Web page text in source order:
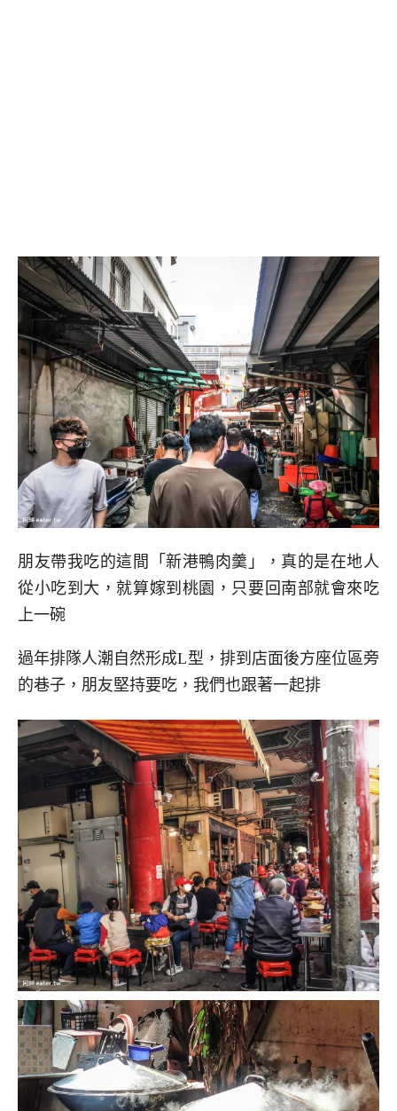
朋友帶我吃的這間「新港鴨肉羹」，真的是在地人
從小吃到大，就算嫁到桃園，只要回南部就會來吃
上一碗
過年排隊人潮自然形成L型，排到店面後方座位區旁
的巷子，朋友堅持要吃，我們也跟著一起排